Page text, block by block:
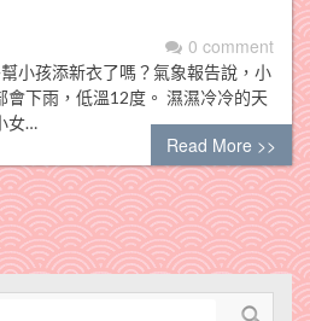
0 comment
小孩添新衣了嗎？氣象報告說，小
下雨，低溫12度。 濕濕冷冷的天
女…
Read More >>